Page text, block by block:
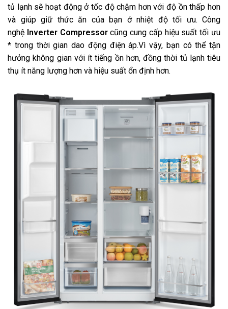
tủ lạnh sẽ hoạt động ở tốc độ chậm hơn với độ ồn thấp hơn
và giúp giữ thức ăn của bạn ở nhiệt độ tối ưu. Công
nghệ Inverter Compressorcũng cung cấp hiệu suất tối ưu
* trong thời gian dao động điện áp.Vì vậy, bạn có thể tận
hưởng không gian với ít tiếng ồn hơn, đồng thời tủ lạnh tiêu
thụ ít năng lượng hơn và hiệu suất ổn định hơn.